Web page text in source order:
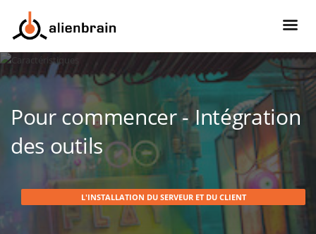
Pour commencer - Intégration
des outils
L'INSTALLATION DU SERVEUR ET DU CLIENT